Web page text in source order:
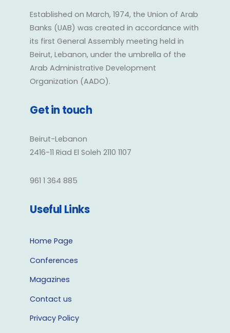
Established on March, 1974, the Union of Arab
Banks (UAB) was created in accordance with
its first General Assembly meeting held in
Beirut, Lebanon, under the umbrella of the
Arab Administrative Development
Organization (AADO).
Get in touch
Beirut-Lebanon
2416-11 Riad El Soleh 2110 1107
961 1 364 885
Useful Links
Home Page
Conferences
Magazines
Contact us
Privacy Policy